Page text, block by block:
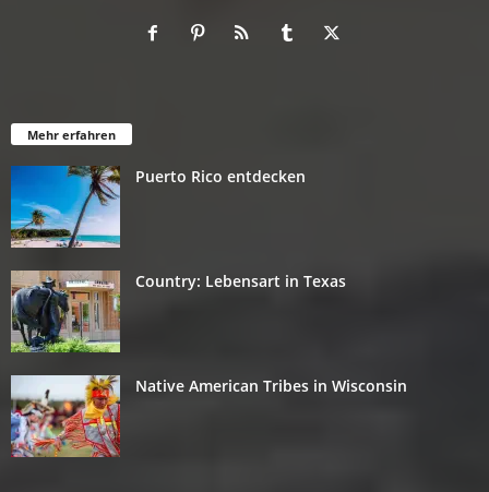
Mehr erfahren
Puerto Rico entdecken
Country: Lebensart in Texas
Native American Tribes in Wisconsin